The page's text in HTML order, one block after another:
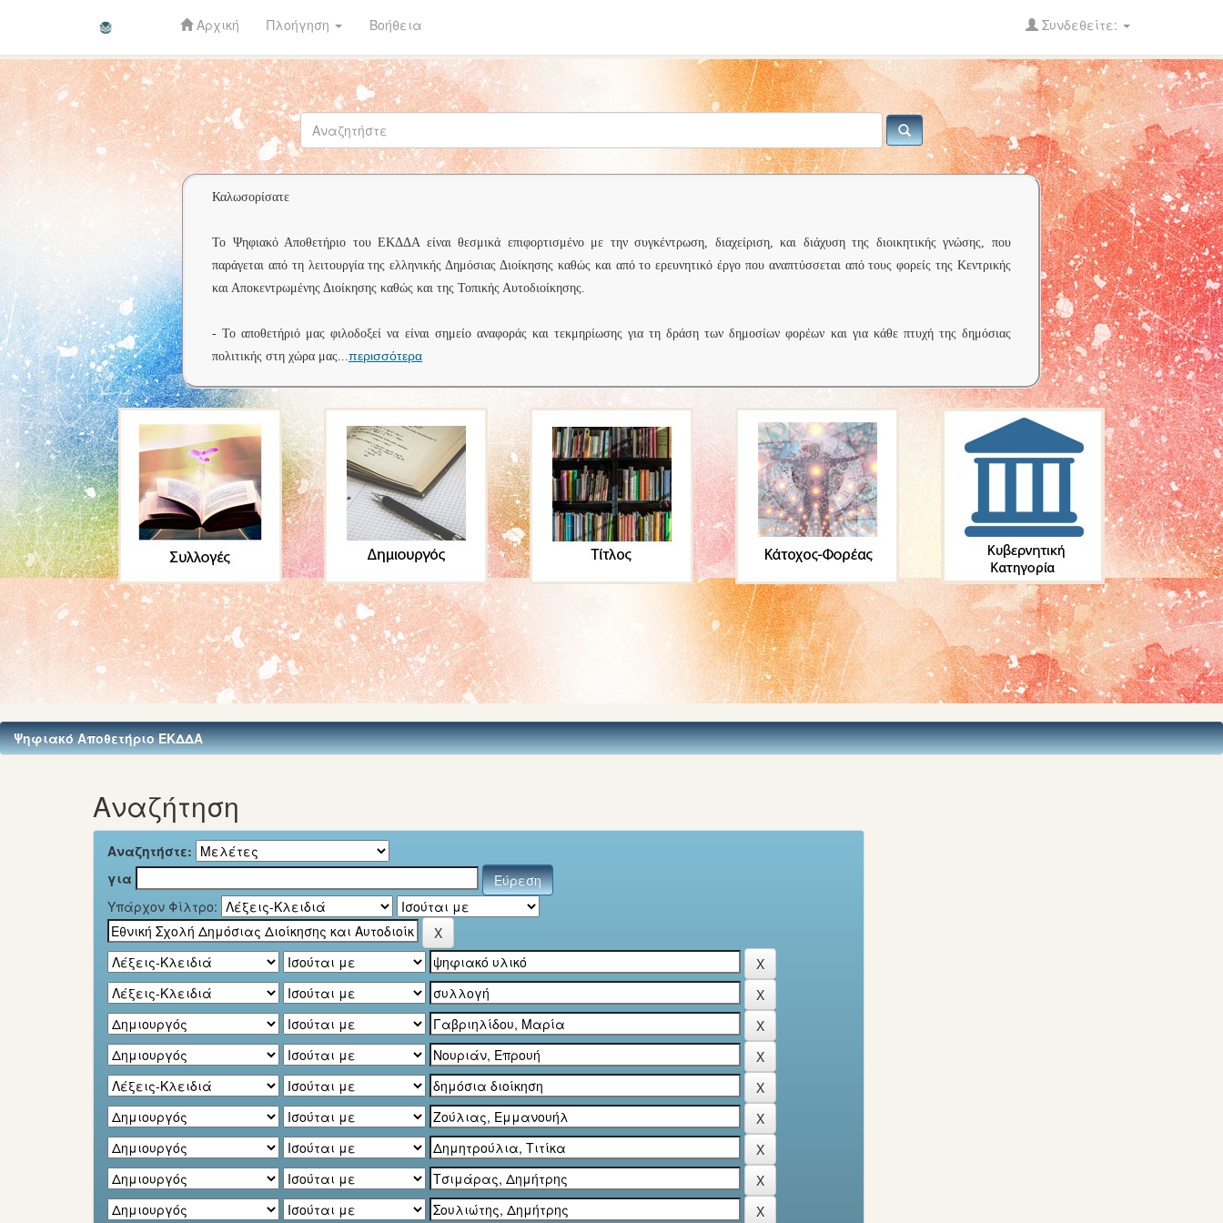
Skip
navigation
Αρχική Πλοήγηση Βοήθεια Συνδεθείτε:
Καλωσορίσατε
Το Ψηφιακό Αποθετήριο του ΕΚΔΔΑ είναι θεσμικά επιφορτισμένο με την συγκέντρωση, διαχείριση, και διάχυση της διοικητικής γνώσης, που
παράγεται από τη λειτουργία της ελληνικής Δημόσιας Διοίκησης καθώς και από το ερευνητικό έργο που αναπτύσσεται από τους φορείς της Κεντρικής
και Αποκεντρωμένης Διοίκησης καθώς και της Τοπικής Αυτοδιοίκησης.
- Το αποθετήριό μας φιλοδοξεί να είναι σημείο αναφοράς και τεκμηρίωσης για τη δράση των δημοσίων φορέων και για κάθε πτυχή της δημόσιας
πολιτικής στη χώρα μας...περισσότερα
Ψηφιακό Αποθετήριο ΕΚΔΔΑ
Αναζήτηση
Αναζητήστε:
για
Υπάρχον Φίλτρο: